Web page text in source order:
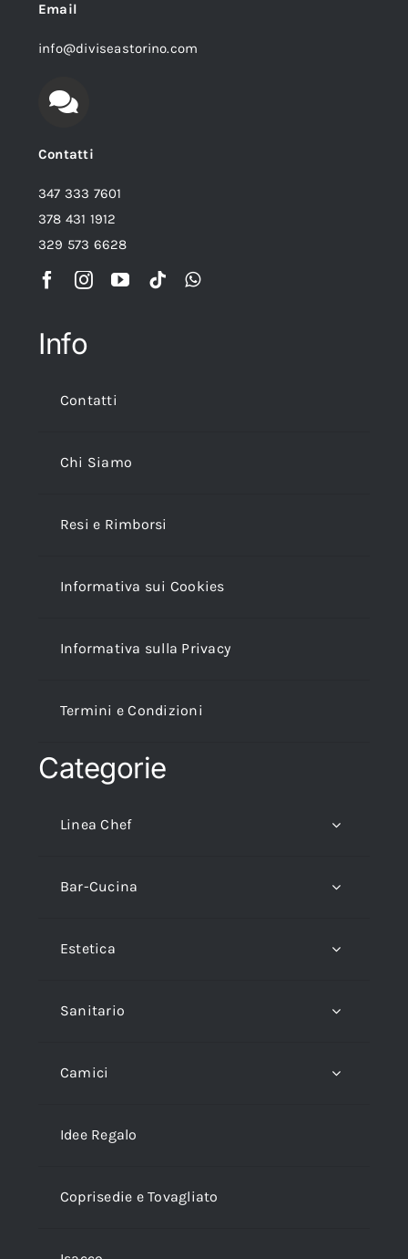
Email
info@diviseastorino.com
Contatti
347 333 7601
378 431 1912
329 573 6628
Info
Contatti
Chi Siamo
Resi e Rimborsi
Informativa sui Cookies
Informativa sulla Privacy
Termini e Condizioni
Categorie
Linea Chef
Bar-Cucina
Estetica
Sanitario
Camici
Idee Regalo
Coprisedie e Tovagliato